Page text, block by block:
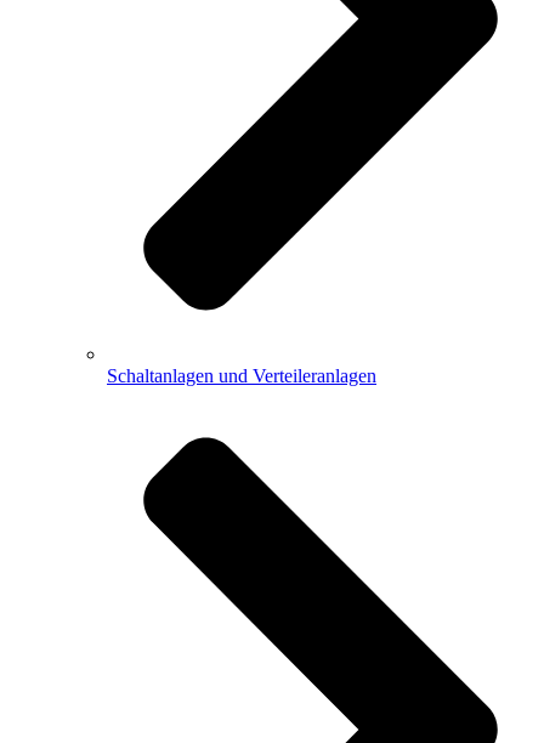
Schaltanlagen und Verteileranlagen